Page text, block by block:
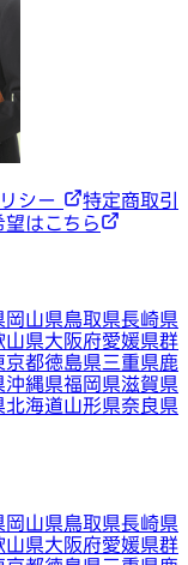
シー
特定商取引
はこちら
岡山県鳥取県長崎県
山県大阪府愛媛県群
京都徳島県三重県鹿
沖縄県福岡県滋賀県
北海道山形県奈良県
岡山県鳥取県長崎県
山県大阪府愛媛県群